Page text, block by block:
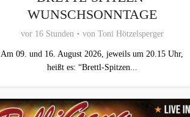
WUNSCHSONNTAGE
vor 16 Stunden von Toni Hötzelsperger
Am 09. und 16. August 2026, jeweils um 20.15 Uhr,
heißt es: “Brettl-Spitzen...